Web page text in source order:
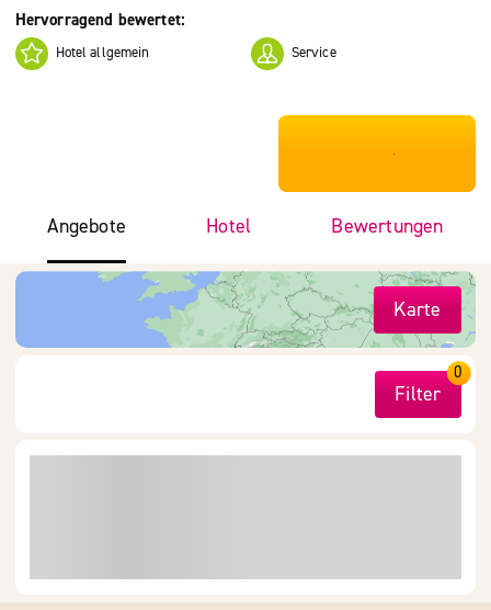
Hervorragend bewertet:
Hotel allgemein Service
***************
Angebote Hotel Bewertungen
Karte
Filter
0